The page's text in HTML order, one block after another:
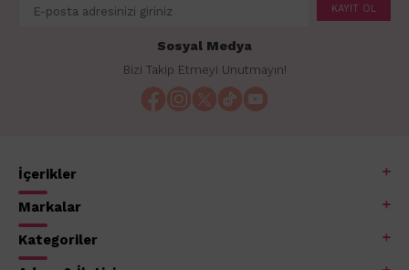
KAYIT OL
Sosyal Medya
Bizi Takip Etmeyi Unutmayın!
İçerikler
Markalar
Kategoriler